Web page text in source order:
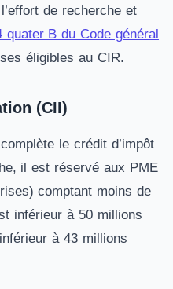
de recherche et
quater B du Code général
éligibles au CIR.
(CII)
le crédit d’impôt
il est réservé aux PME
comptant moins de
inférieur à 50 millions
à 43 millions